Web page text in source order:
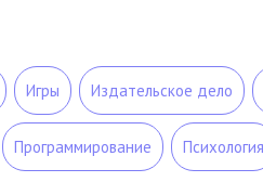
Игры Издательское дело
Программирование Психология